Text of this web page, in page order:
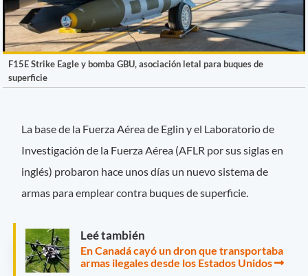
F15E Strike Eagle y bomba GBU, asociación letal para buques de
superficie
La base de la Fuerza Aérea de Eglin y el Laboratorio de
Investigación de la Fuerza Aérea (AFLR por sus siglas en
inglés) probaron hace unos días un nuevo sistema de
armas para emplear contra buques de superficie.
Leé también
En Canadá cayó un dron que transportaba
armas ilegales desde los Estados Unidos